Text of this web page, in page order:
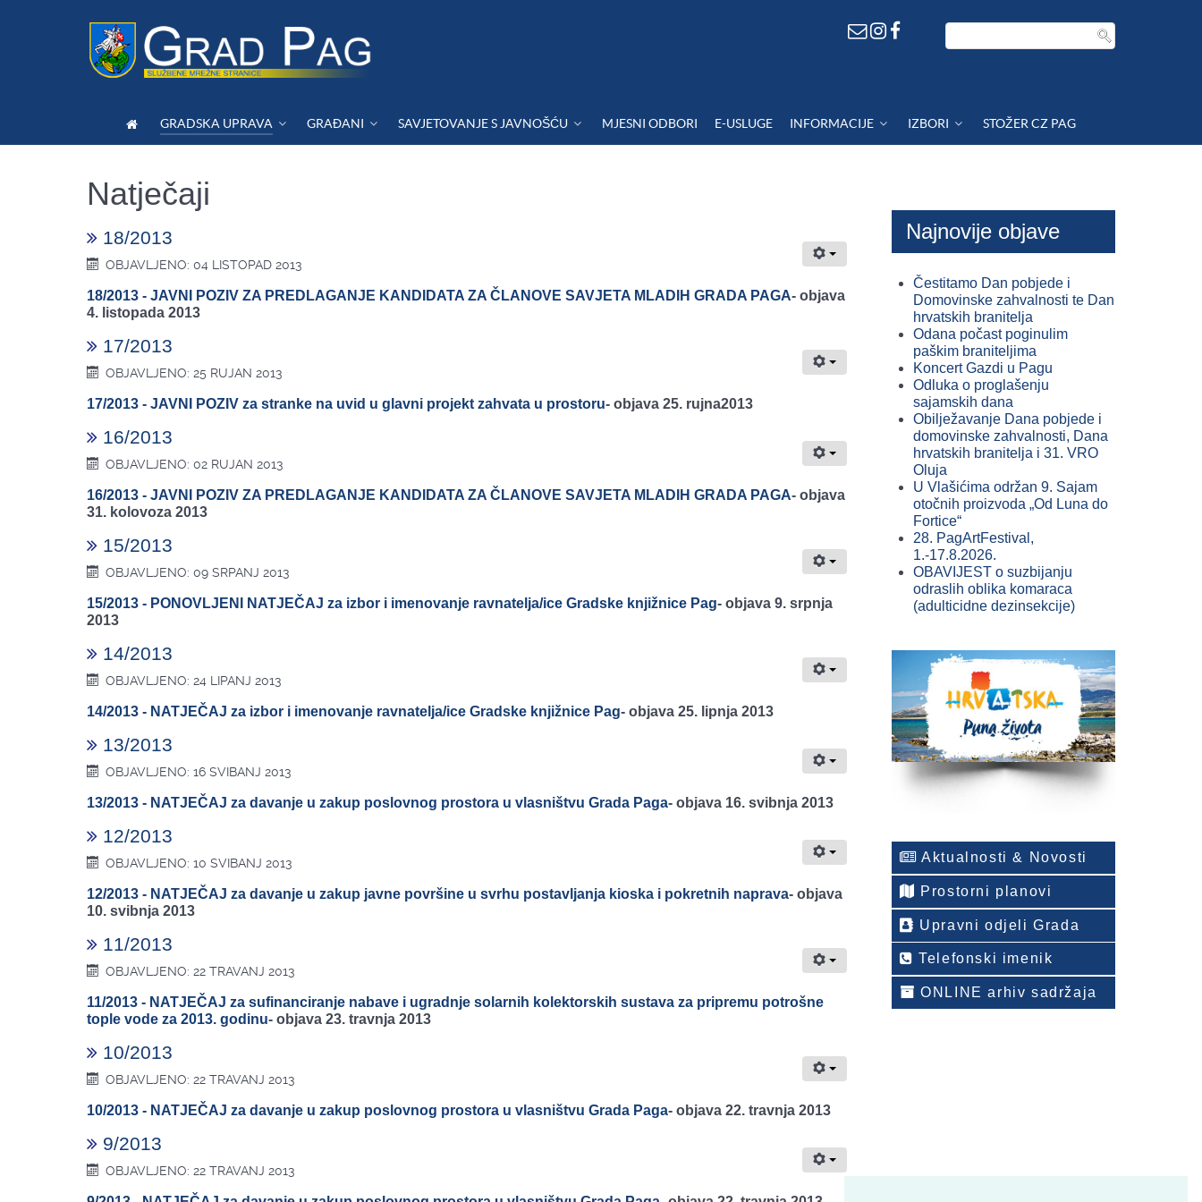
GRADSKA UPRAVA GRAĐANI SAVJETOVANJE S JAVNOŠĆU MJESNI ODBORI E-USLUGE INFORMACIJE IZBORI STOŽER CZ PAG
Natječaji
18/2013
OBJAVLJENO: 04 LISTOPAD 2013
18/2013 - JAVNI POZIV ZA PREDLAGANJE KANDIDATA ZA ČLANOVE SAVJETA MLADIH GRADA PAGA- objava
4. listopada 2013
17/2013
OBJAVLJENO: 25 RUJAN 2013
17/2013 - JAVNI POZIV za stranke na uvid u glavni projekt zahvata u prostoru- objava 25. rujna2013
16/2013
OBJAVLJENO: 02 RUJAN 2013
16/2013 - JAVNI POZIV ZA PREDLAGANJE KANDIDATA ZA ČLANOVE SAVJETA MLADIH GRADA PAGA- objava
31. kolovoza 2013
15/2013
OBJAVLJENO: 09 SRPANJ 2013
15/2013 - PONOVLJENI NATJEČAJ za izbor i imenovanje ravnatelja/ice Gradske knjižnice Pag- objava 9. srpnja
2013
14/2013
OBJAVLJENO: 24 LIPANJ 2013
14/2013 - NATJEČAJ za izbor i imenovanje ravnatelja/ice Gradske knjižnice Pag- objava 25. lipnja 2013
13/2013
OBJAVLJENO: 16 SVIBANJ 2013
13/2013 - NATJEČAJ za davanje u zakup poslovnog prostora u vlasništvu Grada Paga- objava 16. svibnja 2013
12/2013
OBJAVLJENO: 10 SVIBANJ 2013
12/2013 - NATJEČAJ za davanje u zakup javne površine u svrhu postavljanja kioska i pokretnih naprava- objava
10. svibnja 2013
11/2013
OBJAVLJENO: 22 TRAVANJ 2013
11/2013 - NATJEČAJ za sufinanciranje nabave i ugradnje solarnih kolektorskih sustava za pripremu potrošne
tople vode za 2013. godinu- objava 23. travnja 2013
10/2013
OBJAVLJENO: 22 TRAVANJ 2013
10/2013 - NATJEČAJ za davanje u zakup poslovnog prostora u vlasništvu Grada Paga- objava 22. travnja 2013
9/2013
OBJAVLJENO: 22 TRAVANJ 2013
Najnovije objave
Čestitamo Dan pobjede i
Domovinske zahvalnosti te Dan
hrvatskih branitelja
Odana počast poginulim
paškim braniteljima
Koncert Gazdi u Pagu
Odluka o proglašenju
sajamskih dana
Obilježavanje Dana pobjede i
domovinske zahvalnosti, Dana
hrvatskih branitelja i 31. VRO
Oluja
U Vlašićima održan 9. Sajam
otočnih proizvoda „Od Luna do
Fortice“
28. PagArtFestival,
1.-17.8.2026.
OBAVIJEST o suzbijanju
odraslih oblika komaraca
(adulticidne dezinsekcije)
Aktualnosti & Novosti
Prostorni planovi
Upravni odjeli Grada
Telefonski imenik
ONLINE arhiv sadržaja